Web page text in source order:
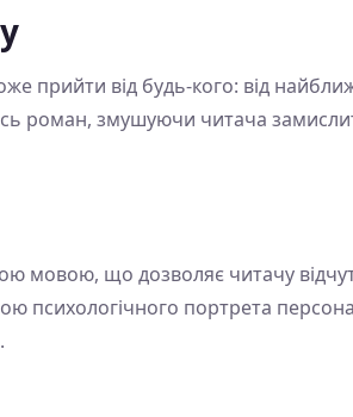
прийти від будь-кого: від
роман, змушуючи читача
що дозволяє читачу
психологічного портрета